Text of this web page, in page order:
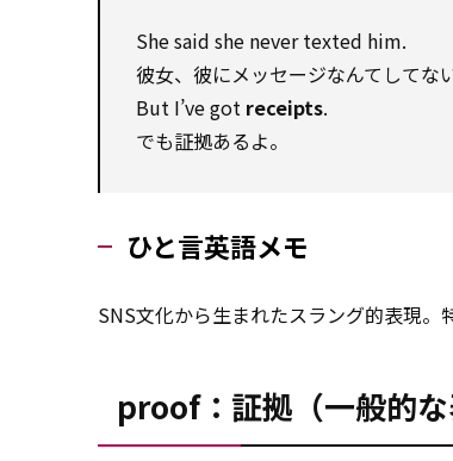
She said she never texted him.
彼女、彼にメッセージなんてしてな
But I’ve got receipts.
でも証拠あるよ。
ひと言英語メモ
SNS文化から生まれたスラング的表現
proof：証拠（一般的な